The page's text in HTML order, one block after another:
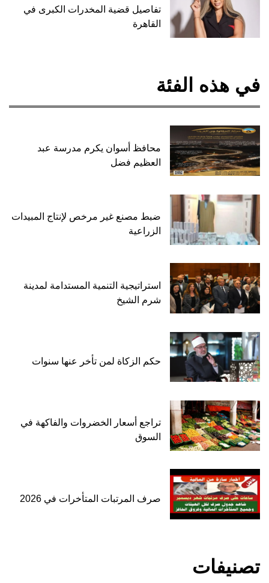
تفاصيل قضية المخدرات الكبرى في
القاهرة
في هذه الفئة
محافظ أسوان يكرم مدرسة عبد
العظيم فضل
ضبط مصنع غير مرخص لإنتاج المبيدات
الزراعية
استراتيجية التنمية المستدامة لمدينة
شرم الشيخ
حكم الزكاة لمن تأخر عنها سنوات
تراجع أسعار الخضروات والفاكهة في
السوق
صرف المرتبات المتأخرات في 2026
تصنيفات